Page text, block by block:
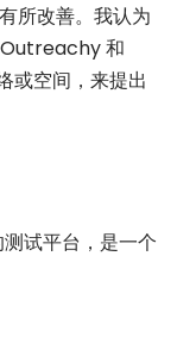
所改善。我认为
和
或空间，来提出
试平台，是一个